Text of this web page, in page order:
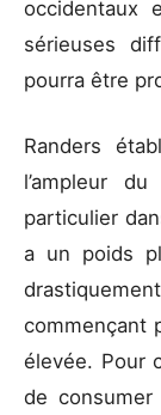
occidentaux
sérieuses
pourra être
Randers
l’ampleur
particulier
a un poids
commençant
élevée. Pour
de